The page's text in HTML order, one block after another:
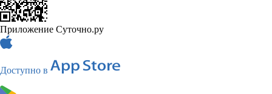
Приложение Суточно.ру
Доступно в